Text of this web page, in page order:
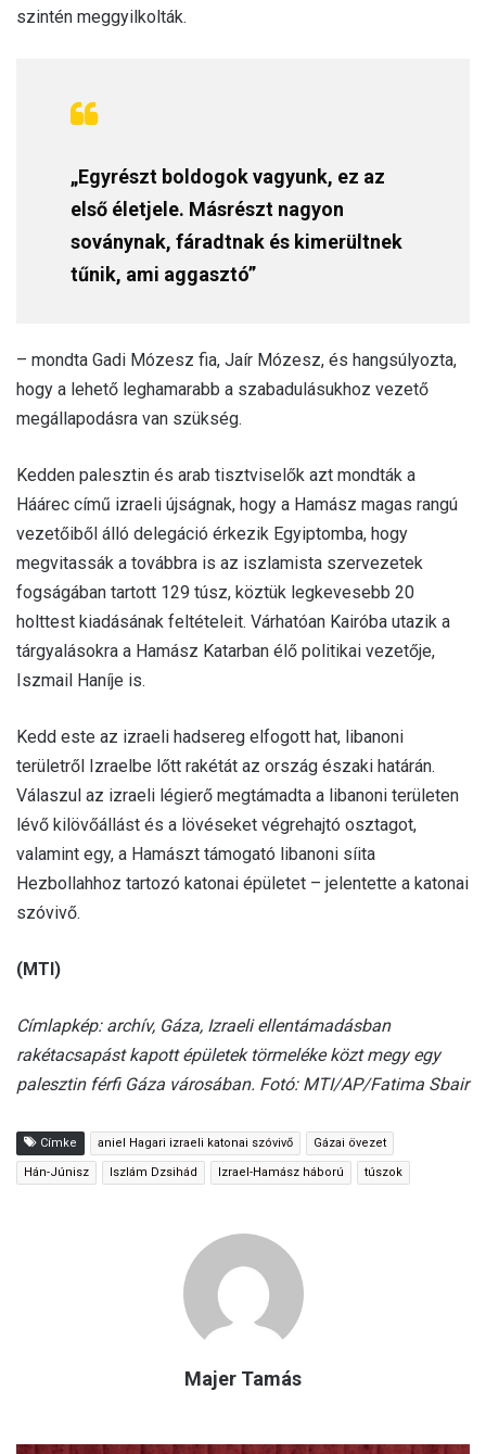
szintén meggyilkolták.
„Egyrészt boldogok vagyunk, ez az
első életjele. Másrészt nagyon
soványnak, fáradtnak és kimerültnek
tűnik, ami aggasztó”
– mondta Gadi Mózesz fia, Jaír Mózesz, és hangsúlyozta,
hogy a lehető leghamarabb a szabadulásukhoz vezető
megállapodásra van szükség.
Kedden palesztin és arab tisztviselők azt mondták a
Háárec című izraeli újságnak, hogy a Hamász magas rangú
vezetőiből álló delegáció érkezik Egyiptomba, hogy
megvitassák a továbbra is az iszlamista szervezetek
fogságában tartott 129 túsz, köztük legkevesebb 20
holttest kiadásának feltételeit. Várhatóan Kairóba utazik a
tárgyalásokra a Hamász Katarban élő politikai vezetője,
Iszmail Haníje is.
Kedd este az izraeli hadsereg elfogott hat, libanoni
területről Izraelbe lőtt rakétát az ország északi határán.
Válaszul az izraeli légierő megtámadta a libanoni területen
lévő kilövőállást és a lövéseket végrehajtó osztagot,
valamint egy, a Hamászt támogató libanoni síita
Hezbollahhoz tartozó katonai épületet – jelentette a katonai
szóvivő.
(MTI)
Címlapkép: archív, Gáza, Izraeli ellentámadásban
rakétacsapást kapott épületek törmeléke közt megy egy
palesztin férfi Gáza városában. Fotó: MTI/AP/Fatima Sbair
Címke aniel Hagari izraeli katonai szóvivő Gázai övezet
Hán-Júnisz Iszlám Dzsihád Izrael-Hamász háború túszok
Majer Tamás